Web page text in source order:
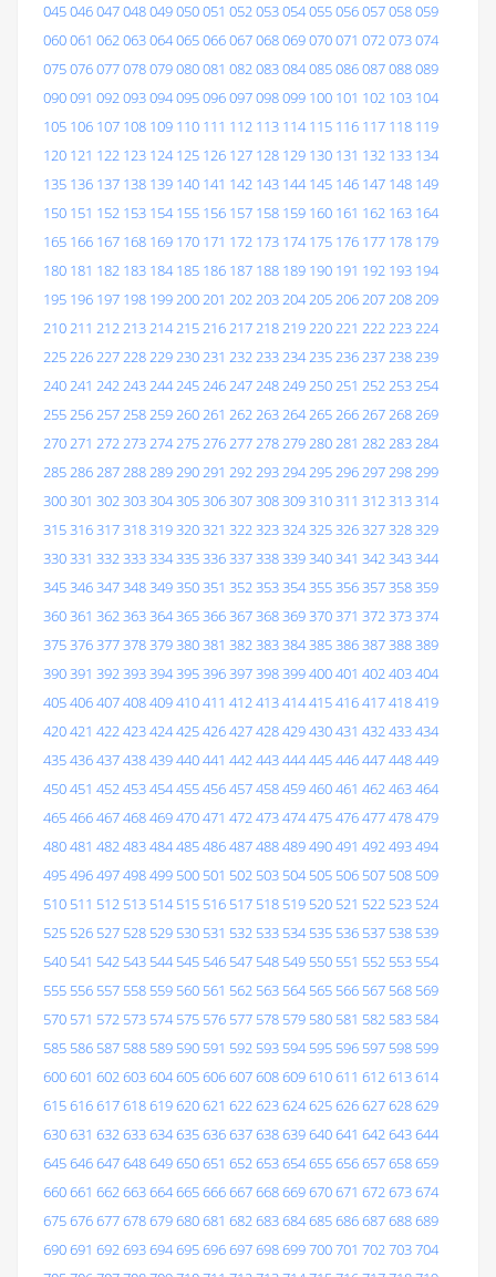
045046047048049050051 052053054055056057058059
060061 062063064065066067068069070071 072073074
075076077078079080081 082083084085086087088089
090091 092093094095096097098099 100 101 102 103 104
105 106 107 108 109 110 111 112 113 114 115 116 117 118 119
120 121 122 123 124 125 126 127 128 129 130 131 132 133 134
135 136 137 138 139 140 141 142 143 144 145 146 147 148 149
150 151 152 153 154 155 156 157 158 159 160 161 162 163 164
165 166 167 168 169 170 171 172 173 174 175 176 177 178 179
180 181 182 183 184 185 186 187 188 189 190 191 192 193 194
195 196 197 198 199200201 202203204205206207208209
210211 212213214215216217218219220221 222223224
225226227228229230231 232233234235236237238239
240241 242243244245246247248249250251 252253254
255256257258259260261 262263264265266267268269
270271 272273274275276277278279280281 282283284
285286287288289290291 292293294295296297298299
300301 302303304305306307308309310311 312313314
315316317318319320321 322323324325326327328329
330331 332333334335336337338339340341 342343344
345346347348349350351 352353354355356357358359
360361 362363364365366367368369370371 372373374
375376377378379380381 382383384385386387388389
390391 392393394395396397398399400401 402403404
405406407408409410411 412413414415416417418419
420421 422423424425426427428429430431 432433434
435436437438439440441 442443444445446447448449
450451 452453454455456457458459460461 462463464
465466467468469470471 472473474475476477478479
480481 482483484485486487488489490491 492493494
495496497498499 500 501 502 503 504 505 506 507 508 509
510 511 512 513 514 515 516 517 518 519 520 521 522 523 524
525 526 527 528 529 530 531 532 533 534 535 536 537 538 539
540 541 542 543 544 545 546 547 548 549 550 551 552 553 554
555 556 557 558 559 560 561 562 563 564 565 566 567 568 569
570 571 572 573 574 575 576 577 578 579 580 581 582 583 584
585 586 587 588 589 590 591 592 593 594 595 596 597 598 599
600601 602603604605606607608609610611 612613614
615616617618619620621 622623624625626627628629
630631 632633634635636637638639640641 642643644
645646647648649650651 652653654655656657658659
660661 662663664665666667668669670671 672673674
675676677678679680681 682683684685686687688689
690691 692693694695696697698699700701 702703704